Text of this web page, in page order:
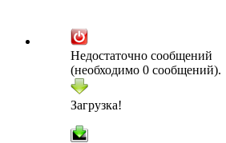
Недостаточно сообщений
(необходимо 0 сообщений).
Загрузка!